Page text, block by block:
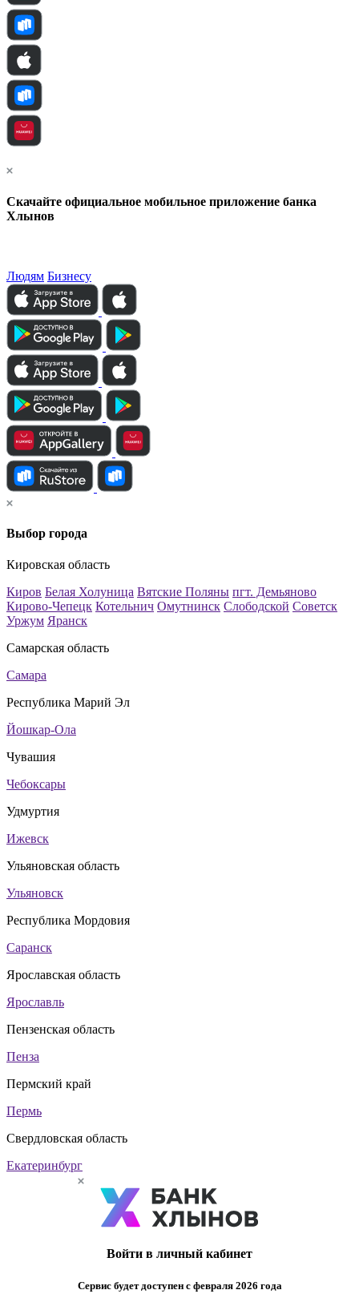
Скачайте официальное мобильное приложение банка
Хлынов
Людям Бизнесу
Выбор города
Кировская область
Киров Белая Холуница Вятские Поляны пгт. Демьяново
Кирово-Чепецк Котельнич Омутнинск Слободской Советск
Уржум Яранск
Самарская область
Самара
Республика Марий Эл
Йошкар-Ола
Чувашия
Чебоксары
Удмуртия
Ижевск
Ульяновская область
Ульяновск
Республика Мордовия
Саранск
Ярославская область
Ярославль
Пензенская область
Пенза
Пермский край
Пермь
Свердловская область
Екатеринбург
Войти в личный кабинет
Сервис будет доступен с февраля 2026 года